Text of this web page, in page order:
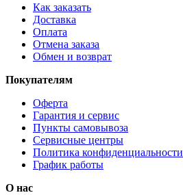
Как заказать
Доставка
Оплата
Отмена заказа
Обмен и возврат
Покупателям
Оферта
Гарантия и сервис
Пункты самовывоза
Сервисные центры
Политика конфиденциальности
График работы
О нас